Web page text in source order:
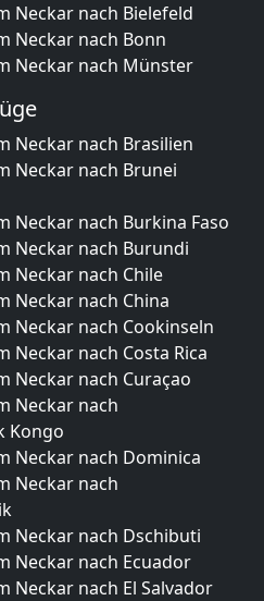
Neckar nach Bielefeld
Neckar nach Bonn
Neckar nach Münster
Neckar nach Brasilien
Neckar nach Brunei
Neckar nach Burkina Faso
Neckar nach Burundi
Neckar nach Chile
Neckar nach China
Neckar nach Cookinseln
Neckar nach Costa Rica
Neckar nach Curaçao
Neckar nach
Kongo
Neckar nach Dominica
Neckar nach
Neckar nach Dschibuti
Neckar nach Ecuador
Neckar nach El Salvador